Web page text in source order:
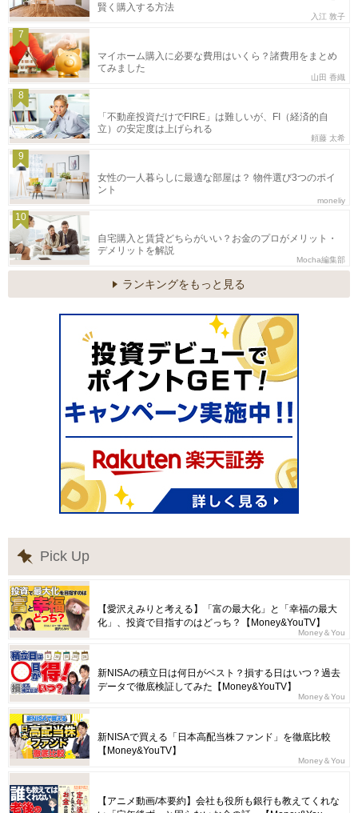
賢く購入する方法
入江 敦子
7
マイホーム購入に必要な費用はいくら？諸費用をまとめ
てみました
山田 香織
8
「不動産投資だけでFIRE」は難しいが、FI（経済的自
立）の安定度は上げられる
頼藤 太希
9
女性の一人暮らしに最適な部屋は？ 物件選び3つのポイ
ント
moneliy
10
自宅購入と賃貸どちらがいい？お金のプロがメリット・
デメリットを解説
Mocha編集部
ランキングをもっと見る
Pick Up
【愛沢えみりと考える】「富の最大化」と「幸福の最大
化」、投資で目指すのはどっち？【Money&YouTV】
Money＆You
新NISAの積立日は何日がベスト？損する日はいつ？過去
データで徹底検証してみた【Money&YouTV】
Money＆You
新NISAで買える「日本高配当株ファンド」を徹底比較
【Money&YouTV】
Money＆You
【アニメ動画/本要約】会社も役所も銀行も教えてくれな